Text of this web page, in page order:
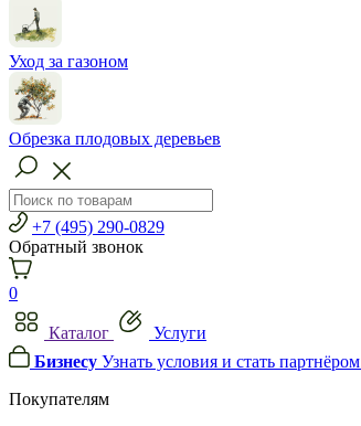
Уход за газоном
Обрезка плодовых деревьев
+7 (495) 290-0829
Обратный звонок
0
Каталог
Услуги
Бизнесу Узнать условия и стать партнёром
Покупателям